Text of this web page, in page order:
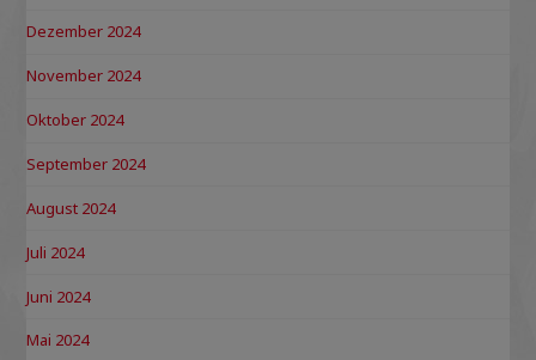
Dezember 2024
November 2024
Oktober 2024
September 2024
August 2024
Juli 2024
Juni 2024
Mai 2024